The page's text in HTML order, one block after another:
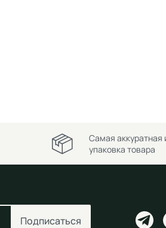
Самая аккуратная
упаковка товара
Подписаться